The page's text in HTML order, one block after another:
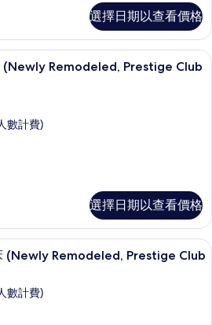
選擇日期以查看價格
(Newly Remodeled, Prestige Club
數計費)
選擇日期以查看價格
(Newly Remodeled, Prestige Club
數計費)